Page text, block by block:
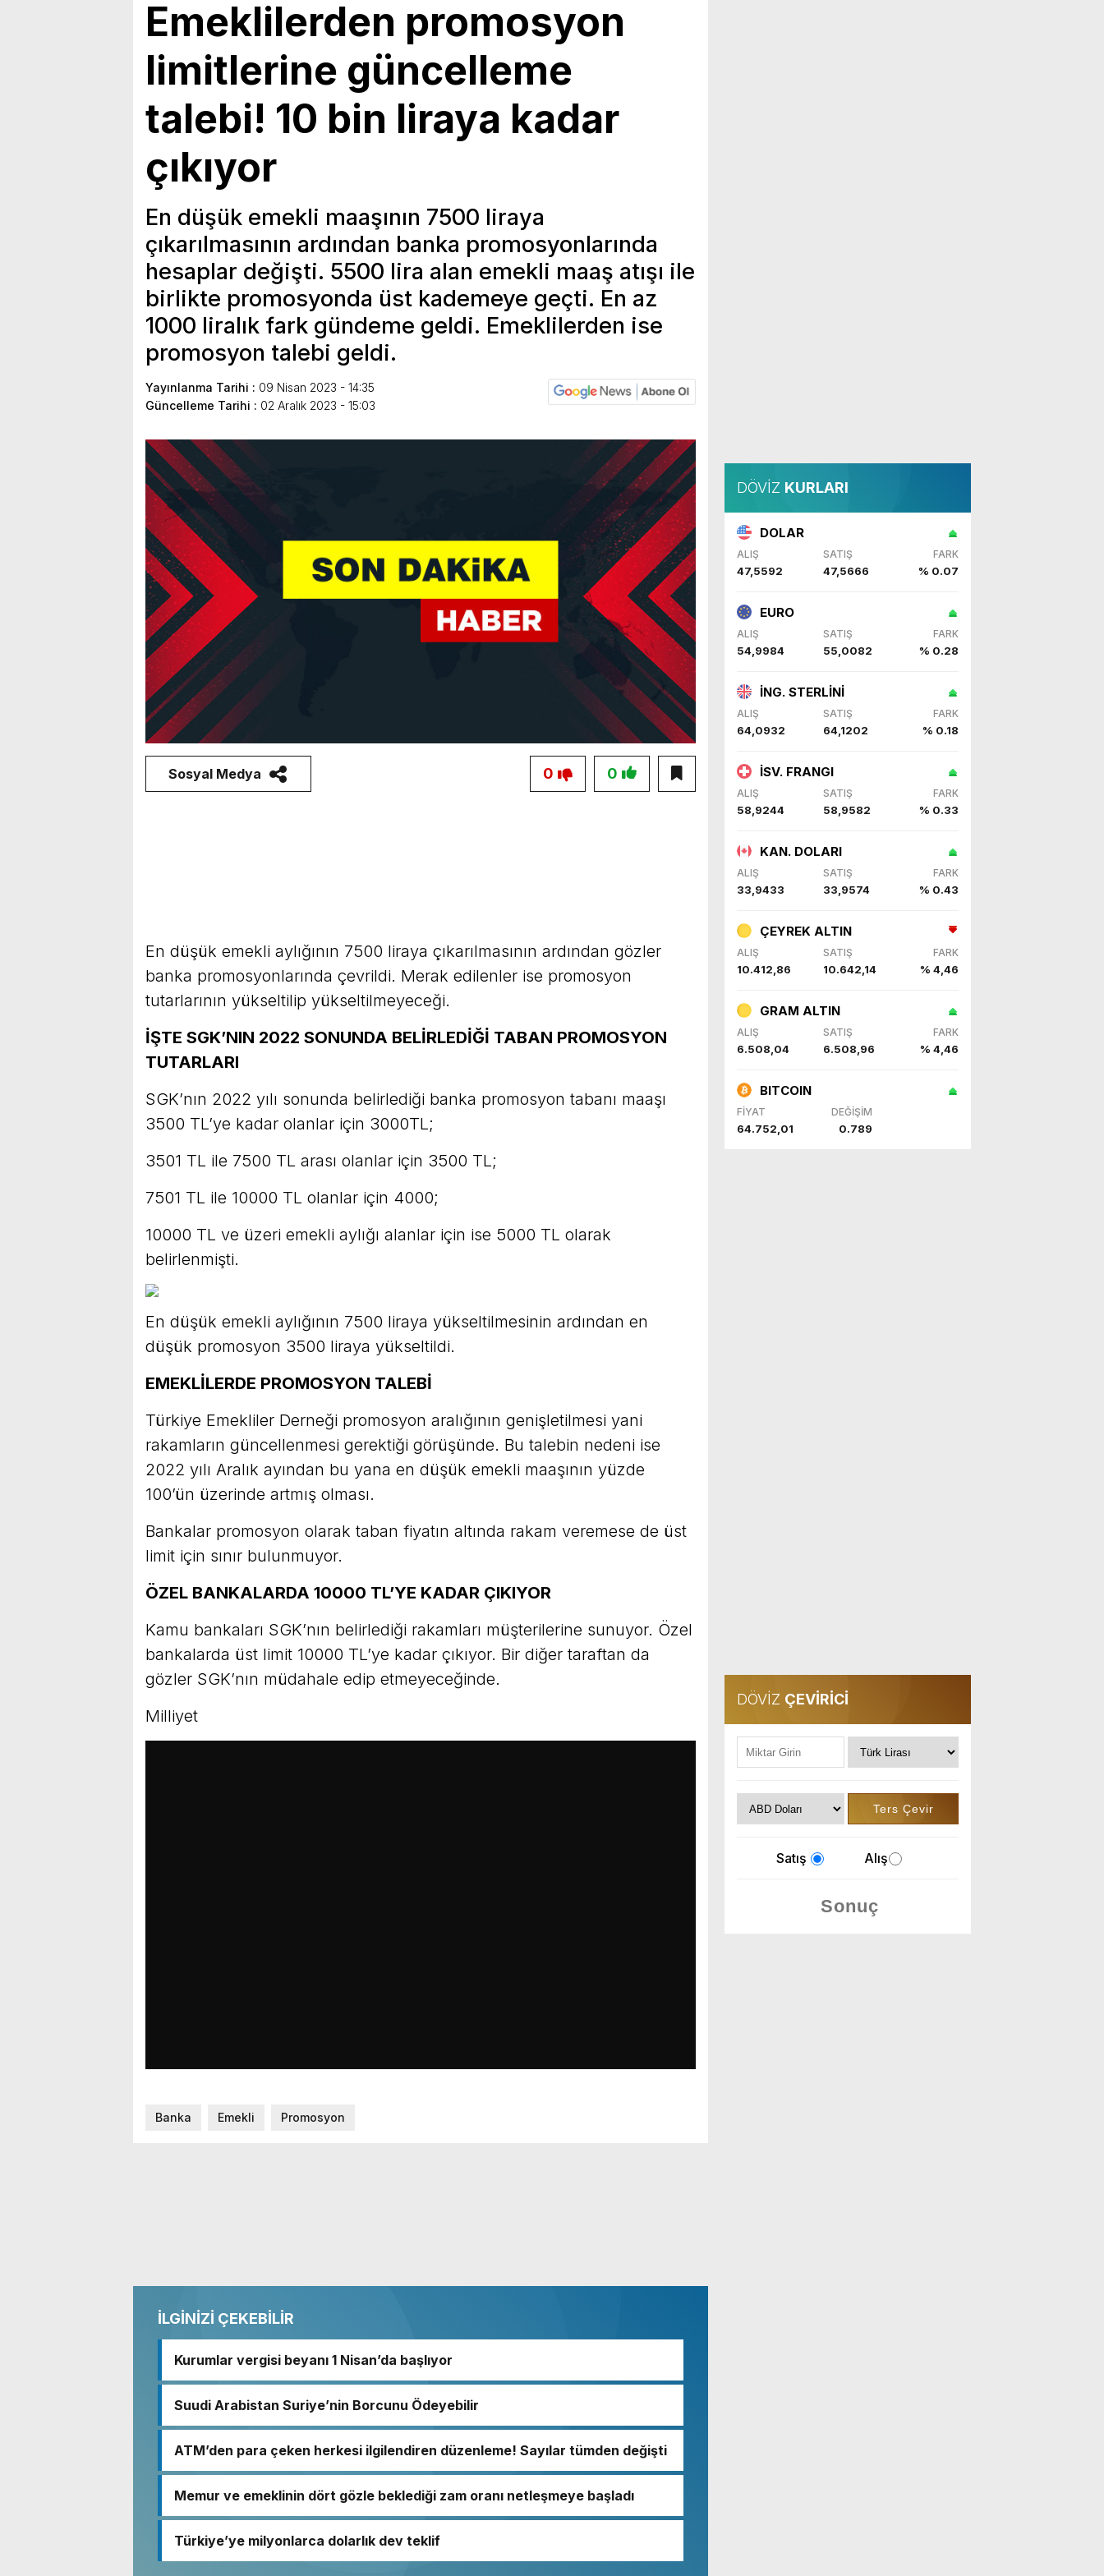
Emeklilerden promosyon
limitlerine güncelleme
talebi! 10 bin liraya kadar
çıkıyor
En düşük emekli maaşının 7500 liraya
çıkarılmasının ardından banka promosyonlarında
hesaplar değişti. 5500 lira alan emekli maaş atışı ile
birlikte promosyonda üst kademeye geçti. En az
1000 liralık fark gündeme geldi. Emeklilerden ise
promosyon talebi geldi.
Yayınlanma Tarihi : 09 Nisan 2023 - 14:35
Güncelleme Tarihi : 02 Aralık 2023 - 15:03
Sosyal Medya 0
0
En düşük emekli aylığının 7500 liraya çıkarılmasının ardından gözler
banka promosyonlarında çevrildi. Merak edilenler ise promosyon
tutarlarının yükseltilip yükseltilmeyeceği.
İŞTE SGK’NIN 2022 SONUNDA BELİRLEDİĞİ TABAN PROMOSYON
TUTARLARI
SGK’nın 2022 yılı sonunda belirlediği banka promosyon tabanı maaşı
3500 TL’ye kadar olanlar için 3000TL;
3501 TL ile 7500 TL arası olanlar için 3500 TL;
7501 TL ile 10000 TL olanlar için 4000;
10000 TL ve üzeri emekli aylığı alanlar için ise 5000 TL olarak
belirlenmişti.
En düşük emekli aylığının 7500 liraya yükseltilmesinin ardından en
düşük promosyon 3500 liraya yükseltildi.
EMEKLİLERDE PROMOSYON TALEBİ
Türkiye Emekliler Derneği promosyon aralığının genişletilmesi yani
rakamların güncellenmesi gerektiği görüşünde. Bu talebin nedeni ise
2022 yılı Aralık ayından bu yana en düşük emekli maaşının yüzde
100’ün üzerinde artmış olması.
Bankalar promosyon olarak taban fiyatın altında rakam veremese de üst
limit için sınır bulunmuyor.
ÖZEL BANKALARDA 10000 TL’YE KADAR ÇIKIYOR
Kamu bankaları SGK’nın belirlediği rakamları müşterilerine sunuyor. Özel
bankalarda üst limit 10000 TL’ye kadar çıkıyor. Bir diğer taraftan da
gözler SGK’nın müdahale edip etmeyeceğinde.
Milliyet
Banka Emekli Promosyon
İLGİNİZİ ÇEKEBİLİR
Kurumlar vergisi beyanı 1 Nisan’da başlıyor
Suudi Arabistan Suriye’nin Borcunu Ödeyebilir
ATM’den para çeken herkesi ilgilendiren düzenleme! Sayılar tümden değişti
Memur ve emeklinin dört gözle beklediği zam oranı netleşmeye başladı
Türkiye’ye milyonlarca dolarlık dev teklif
DÖVİZ KURLARI
DOLAR
ALIŞ SATIŞ FARK
47,5592 47,5666 % 0.07
EURO
ALIŞ SATIŞ FARK
54,9984 55,0082 % 0.28
İNG. STERLİNİ
ALIŞ SATIŞ FARK
64,0932 64,1202 % 0.18
İSV. FRANGI
ALIŞ SATIŞ FARK
58,9244 58,9582 % 0.33
KAN. DOLARI
ALIŞ SATIŞ FARK
33,9433 33,9574 % 0.43
ÇEYREK ALTIN
ALIŞ SATIŞ FARK
10.412,86 10.642,14 % 4,46
GRAM ALTIN
ALIŞ SATIŞ FARK
6.508,04 6.508,96 % 4,46
BITCOIN
FİYAT DEĞİŞİM
64.752,01 0.789
DÖVİZ ÇEVİRİCİ
Satış Alış